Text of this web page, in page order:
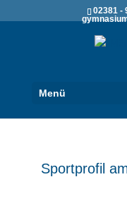
02381 -
Menü
Sportprofil